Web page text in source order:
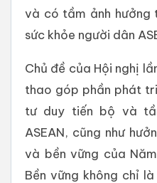
và có tầm ảnh hưởng
sức khỏe người dân
Chủ đề của Hội nghị
thao góp phần phát
tư duy tiến bộ và
ASEAN, cũng như
và bền vững của
Bền vững không chỉ